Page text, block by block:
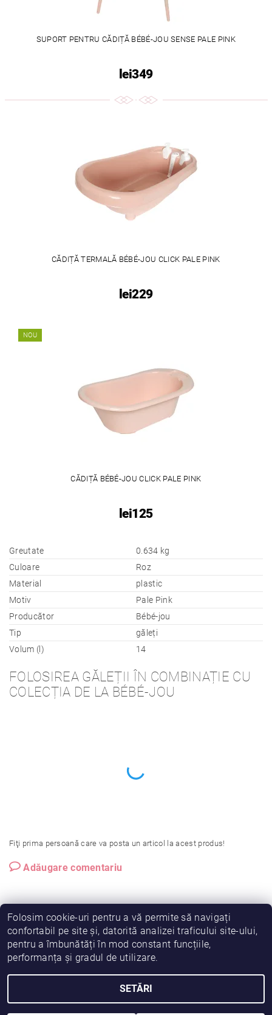
SUPORT PENTRU CĂDIȚĂ BÉBÉ-JOU SENSE PALE PINK
lei349
CĂDIȚĂ TERMALĂ BÉBÉ-JOU CLICK PALE PINK
lei229
NOU
CĂDIȚĂ BÉBÉ-JOU CLICK PALE PINK
lei125
Greutate
0.634 kg
Culoare
Roz
Material
plastic
Motiv
Pale Pink
Producător
Bébé-jou
Tip
găleți
Volum (l)
14
FOLOSIREA GĂLEȚII ÎN COMBINAȚIE CU
COLECȚIA DE LA BÉBÉ-JOU
Fiţi prima persoană care va posta un articol la acest produs!
Adăugare comentariu
Vreau să fiu partener! Termeni și condiții
Prelucrarea datelor
2026 © Fiimama, toate drepturile rezervate
Folosim cookie-uri pentru a vă permite să navigați
confortabil pe site și, datorită analizei traficului site-ului,
pentru a îmbunătăți în mod constant funcțiile,
performanța și gradul de utilizare.
SETĂRI